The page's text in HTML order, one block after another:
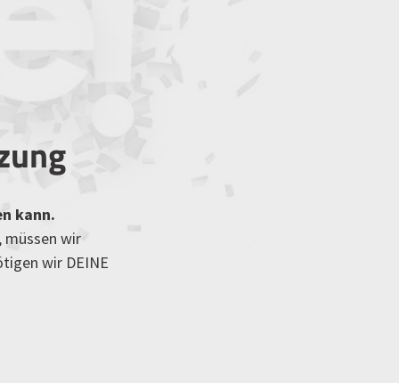
kann.
müssen wir
wir DEINE